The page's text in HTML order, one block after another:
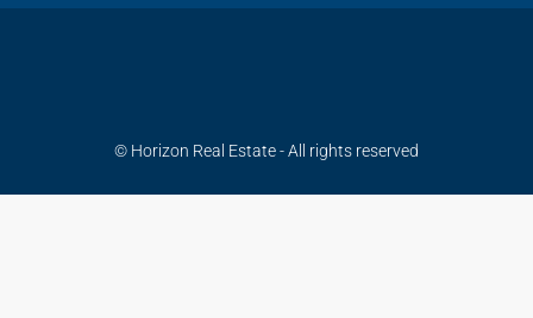
© Horizon Real Estate - All rights reserved